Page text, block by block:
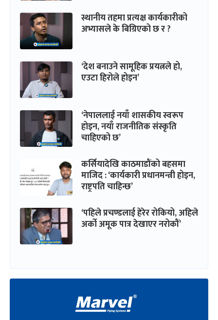
स्थानीय तहमा प्रत्यक्ष कार्यकारीको
अभ्यासले के बिग्रिएको छ र ?
‘देश बनाउने सामूहिक प्रयत्नले हो,
एउटा हिरोले होइन’
‘नेपाललाई नयाँ शासकीय स्वरूप
होइन, नयाँ राजनीतिक संस्कृति
चाहिएको छ’
कर्सियादेखि काठमाडौंको बहसमा
माजिद : ‘कार्यकारी प्रधानमन्त्री होइन,
राष्ट्रपति चाहिन्छ’
‘पहिले प्रचण्डलाई हेरेर रोकियो, अहिले
अर्को अमूक पात्र देखाएर नरोकौं’